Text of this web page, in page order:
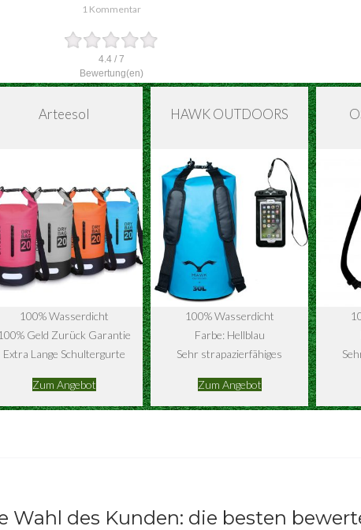
1 Kommentar
4.4/ 7
Bewertung(en)
Arteesol
100% Wasserdicht
Geld Zurück Garantie
Extra Lange Schultergurte
Zum Angebot
HAWK OUTDOORS
100% Wasserdicht
Farbe: Hellblau
Sehr strapazierfähiges
Zum Angebot
Wahl des Kunden: die besten